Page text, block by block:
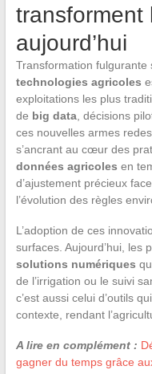
transforment
aujourd’hui
Transformation fulgurante
technologies agricoles
exploitations les plus
de big data, décisions
ces nouvelles armes
s’ancrant au cœur des
données agricoles en
d’ajustement précieux
l’évolution des règles
L’adoption de ces
surfaces. Aujourd’hui, les
solutions numériques
de l’irrigation ou le suivi
c’est aussi celui d’outils
contexte, rendant
A lire en complément :
gagner du temps grâce